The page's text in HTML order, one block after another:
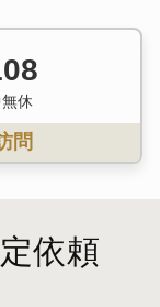
休
問
依頼